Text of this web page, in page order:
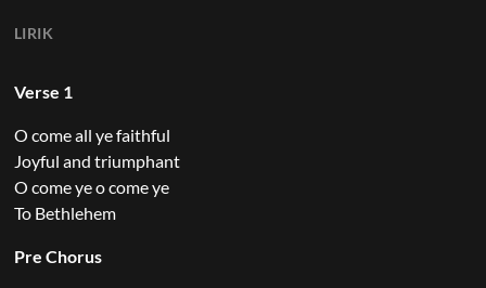
LIRIK
Verse 1
O come all ye faithful
Joyful and triumphant
O come ye o come ye
To Bethlehem
Pre Chorus